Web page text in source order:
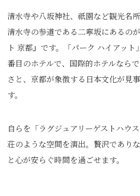
清水寺や八坂神社、祇園など観光名
清水寺の参道である二寧坂にあるの
ト 京都』です。「パーク ハイアット
番目のホテルで、国際的ホテルなら
さと、京都が象徴する日本文化が見
す。
自らを「ラグジュアリーゲストハウ
荘のような空間を演出。贅沢であり
と心が安らぐ時間を過ごせます。